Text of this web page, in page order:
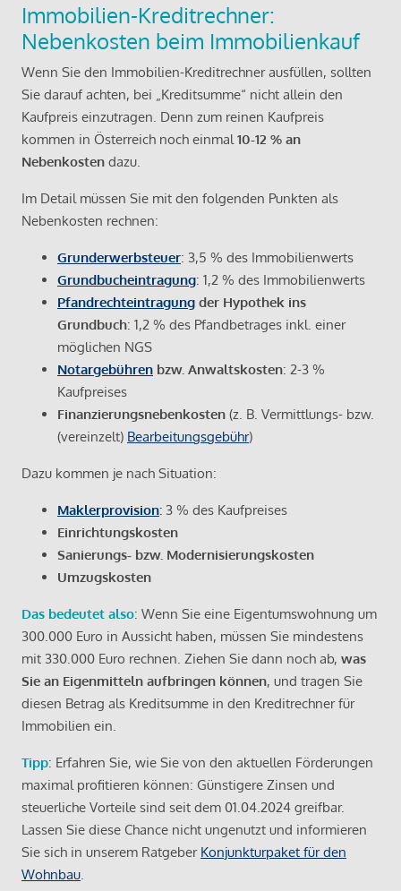
Immobilien-Kreditrechner:
Nebenkosten beim Immobilienkauf
Wenn Sie den Immobilien-Kreditrechner ausfüllen, sollten
Sie darauf achten, bei „Kreditsumme“ nicht allein den
Kaufpreis einzutragen. Denn zum reinen Kaufpreis
kommen in Österreich noch einmal10-12 % an
Nebenkosten dazu.
Im Detail müssen Sie mit den folgenden Punkten als
Nebenkosten rechnen:
Grunderwerbsteuer: 3,5 % des Immobilienwerts
Grundbucheintragung: 1,2 % des Immobilienwerts
Pfandrechteintragung der Hypothek ins
Grundbuch: 1,2 % des Pfandbetrages inkl. einer
möglichen NGS
Notargebühren bzw. Anwaltskosten: 2-3 %
Kaufpreises
Finanzierungsnebenkosten (z. B. Vermittlungs- bzw.
(vereinzelt) Bearbeitungsgebühr)
Dazu kommen je nach Situation:
Maklerprovision: 3 % des Kaufpreises
Einrichtungskosten
Sanierungs- bzw. Modernisierungskosten
Umzugskosten
Das bedeutet also: Wenn Sie eine Eigentumswohnung um
300.000 Euro in Aussicht haben, müssen Sie mindestens
mit 330.000 Euro rechnen. Ziehen Sie dann noch ab, was
Sie an Eigenmitteln aufbringen können, und tragen Sie
diesen Betrag als Kreditsumme in den Kreditrechner für
Immobilien ein.
Tipp: Erfahren Sie, wie Sie von den aktuellen Förderungen
maximal profitieren können: Günstigere Zinsen und
steuerliche Vorteile sind seit dem 01.04.2024 greifbar.
Lassen Sie diese Chance nicht ungenutzt und informieren
Sie sich in unserem Ratgeber Konjunkturpaket für den
Wohnbau.